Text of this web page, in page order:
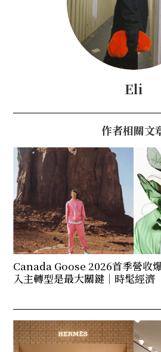
Eli
作者相關文
Canada Goose 2026首季營收
入主轉型是最大關鍵｜時髦經濟